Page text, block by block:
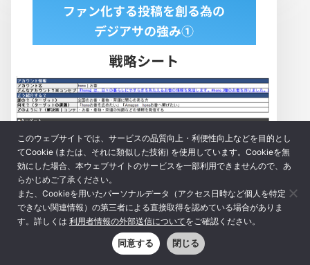
このウェブサイトでは、サービスの品質向上・利便性向上などを目的とし
てCookie (または、それに類似した技術) を使用しています。Cookieを無
効にした場合、本ウェブサイトのサービスを一部利用できませんので、あ
らかじめご了承ください。
また、Cookieを用いたパーソナルデータ（アクセス日時など個人を特定
できない関連情報）の第三者による直接取得を認めている場合がありま
す。詳しくは 利用者情報の外部送信についてをご確認ください。
同意する 閉じる